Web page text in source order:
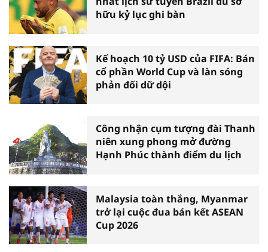
hữu kỷ lục ghi bàn
Kế hoạch 10 tỷ USD của FIFA: Bán
cổ phần World Cup và làn sóng
phản đối dữ dội
Công nhận cụm tượng đài Thanh
niên xung phong mở đường
Hạnh Phúc thành điểm du lịch
Malaysia toàn thắng, Myanmar
trở lại cuộc đua bán kết ASEAN
Cup 2026